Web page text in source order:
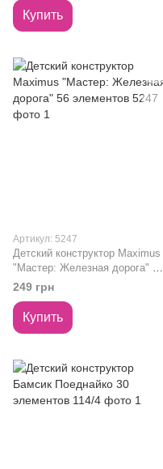
Купить
Артикул: 5247
Детский конструктор Maximus
"Мастер: Железная дорога" 56
элементов 5247
249 грн
Купить